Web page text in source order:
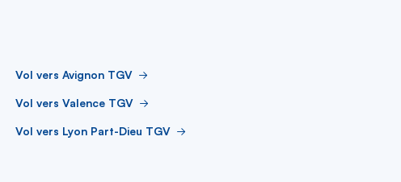
Vol vers Avignon TGV
Vol vers Valence TGV
Vol vers Lyon Part-Dieu TGV